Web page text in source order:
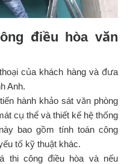
điều hòa văn
của khách hàng và đưa
Anh.
hành khảo sát văn phòng
cụ thể và thiết kế hệ thống
bao gồm tính toán công
tố kỹ thuật khác.
thi công điều hòa và nếu